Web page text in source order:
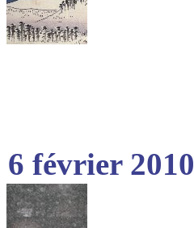
6 février 2010